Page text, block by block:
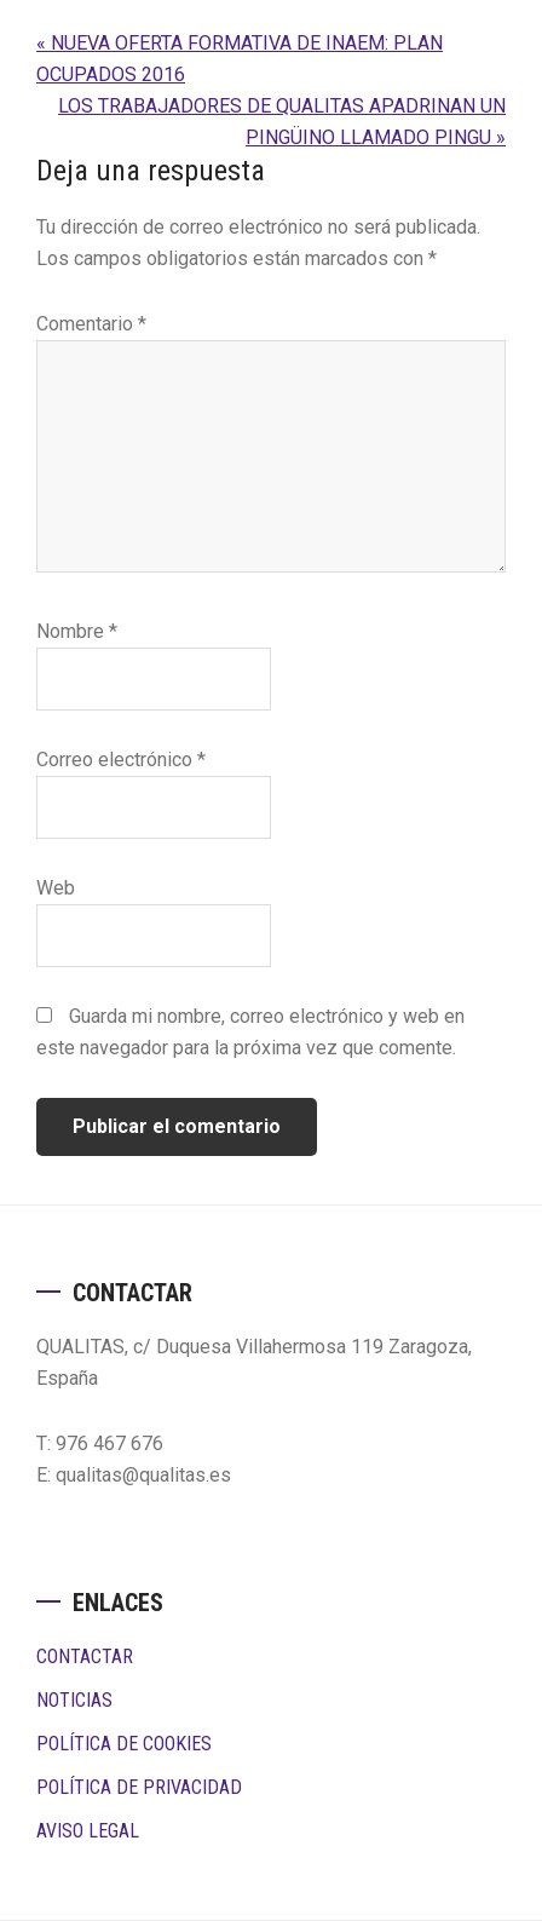
Entrada
anterior:
« NUEVA OFERTA FORMATIVA DE INAEM: PLAN
OCUPADOS 2016
Siguiente
LOS TRABAJADORES DE QUALITAS APADRINAN UN
PINGÜINO LLAMADO PINGU »
Interacciones
con
los
Deja una respuesta
Tu dirección de correo electrónico no será publicada.
Los campos obligatorios están marcados con *
Comentario *
Nombre *
Correo electrónico *
Web
Guarda mi nombre, correo electrónico y web en
este navegador para la próxima vez que comente.
FooterCONTACTAR
QUALITAS, c/ Duquesa Villahermosa 119 Zaragoza,
España
T: 976 467 676
E: qualitas@qualitas.es
ENLACES
CONTACTAR
NOTICIAS
POLÍTICA DE COOKIES
POLÍTICA DE PRIVACIDAD
AVISO LEGAL